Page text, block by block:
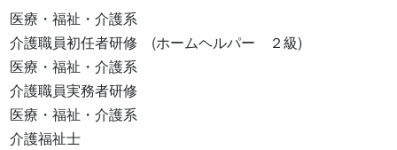
医療・福祉・介護系
介護職員初任者研修　(ホームヘルパー　２級)
医療・福祉・介護系
介護職員実務者研修
医療・福祉・介護系
介護福祉士